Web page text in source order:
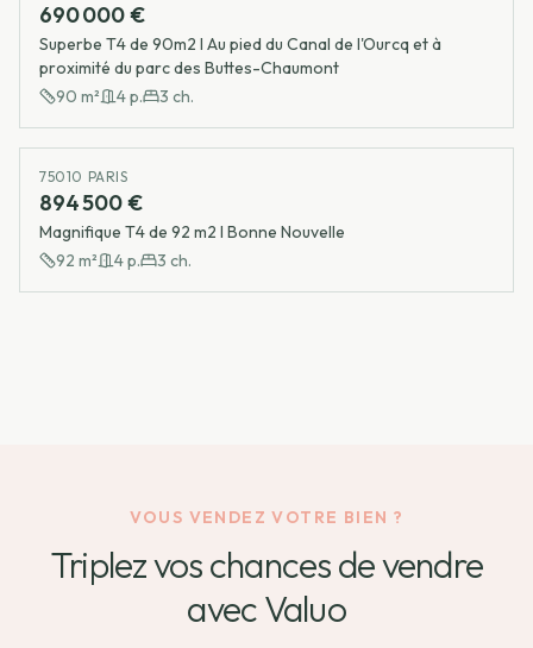
690 000 €
Superbe T4 de 90m2 I Au pied du Canal de l'Ourcq et à
proximité du parc des Buttes-Chaumont
90 m² 4p. 3 ch.
75010 PARIS
894 500 €
Magnifique T4 de 92 m2 I Bonne Nouvelle
92 m² 4p. 3 ch.
VOUS VENDEZ VOTRE BIEN ?
Triplez vos chances de vendre
avec Valuo